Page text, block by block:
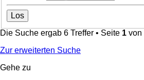
Die Suche ergab 6 Treffer • Seite 1 von
Zur erweiterten Suche
Gehe zu